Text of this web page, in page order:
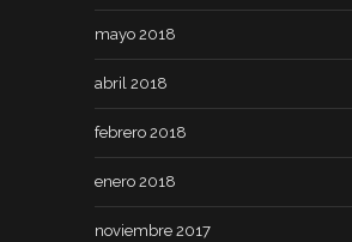
mayo 2018
abril 2018
febrero 2018
enero 2018
noviembre 2017